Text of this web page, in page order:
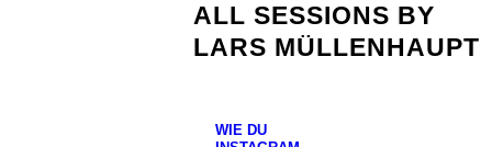
ALL SESSIONS BY
LARS MÜLLENHAUPT
WIE DU